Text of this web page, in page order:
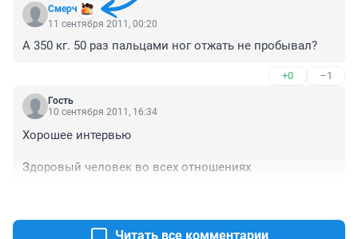
Смерч
11 сентября 2011, 00:20
А 350 кг. 50 раз пальцами ног отжать не пробывал?
+0 –1
Гость
10 сентября 2011, 16:34
Хорошее интервью
Здоровый человек во всех отношениях
Читать все комментарии